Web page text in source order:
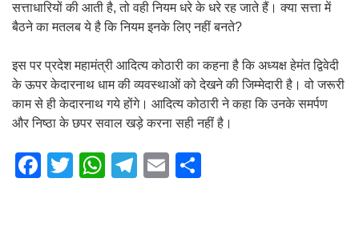
सत्ताधारियों की आती है, तो वही नियम धरे के धरे रह जाते हैं। क्या सत्ता में
बैठने का मतलब ये है कि नियम इनके लिए नहीं बनते?
इस पर प्रदेश महामंत्री आदित्य कोठारी का कहना है कि अध्यक्ष हेमंत द्विवेदी
के ऊपर केदारनाथ धाम की व्यवस्थाओं को देखने की जिम्मेदारी है। वो जरूरी
काम से ही केदारनाथ गये होंगे। आदित्य कोठारी ने कहा कि उनके समर्पण
और निष्ठा के छपर सवाल खड़े करना सही नहीं है।
F
T
W
T
E